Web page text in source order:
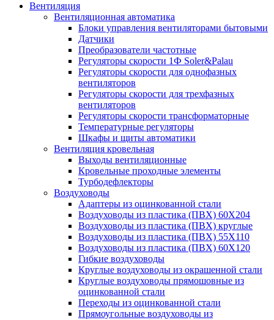
Вентиляция
Вентиляционная автоматика
Блоки управления вентиляторами бытовыми
Датчики
Преобразователи частотные
Регуляторы скорости 1Ф Soler&Palau
Регуляторы скорости для однофазных
вентиляторов
Регуляторы скорости для трехфазных
вентиляторов
Регуляторы скорости трансформаторные
Температурные регуляторы
Шкафы и щиты автоматики
Вентиляция кровельная
Выходы вентиляционные
Кровельные проходные элементы
Турбодефлекторы
Воздуховоды
Адаптеры из оцинкованной стали
Воздуховоды из пластика (ПВХ) 60Х204
Воздуховоды из пластика (ПВХ) круглые
Воздуховоды из пластика (ПВХ) 55Х110
Воздуховоды из пластика (ПВХ) 60Х120
Гибкие воздуховоды
Круглые воздуховоды из окрашенной стали
Круглые воздуховоды прямошовные из
оцинкованной стали
Переходы из оцинкованной стали
Прямоугольные воздуховоды из